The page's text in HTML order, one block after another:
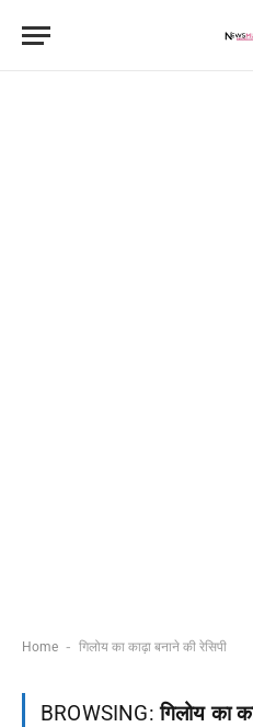
Home - गिलोय का काढ़ा बनाने की रेसिपी
BROWSING:गिलोय का